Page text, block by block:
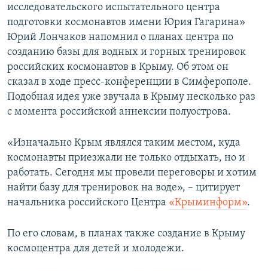
исследовательского испытательного центра
подготовки космонавтов имени Юрия Гагарина»
Юрий Лончаков напомнил о планах центра по
созданию базы для водных и горных тренировок
российских космонавтов в Крыму. Об этом он
сказал в ходе пресс-конференции в Симферополе.
Подобная идея уже звучала в Крыму несколько раз
с момента российской аннексии полуострова.
«Изначально Крым являлся таким местом, куда
космонавты приезжали не только отдыхать, но и
работать. Сегодня мы провели переговоры и хотим
найти базу для тренировок на воде», – цитирует
начальника российского Центра «Крыминформ».
По его словам, в планах также создание в Крыму
космоцентра для детей и молодежи.